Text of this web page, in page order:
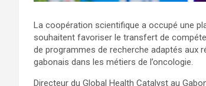
La coopération scientifique a occupé une
souhaitent favoriser le transfert de
de programmes de recherche adaptés aux
gabonais dans les métiers de l’oncologie.
Directeur du Global Health Catalyst au